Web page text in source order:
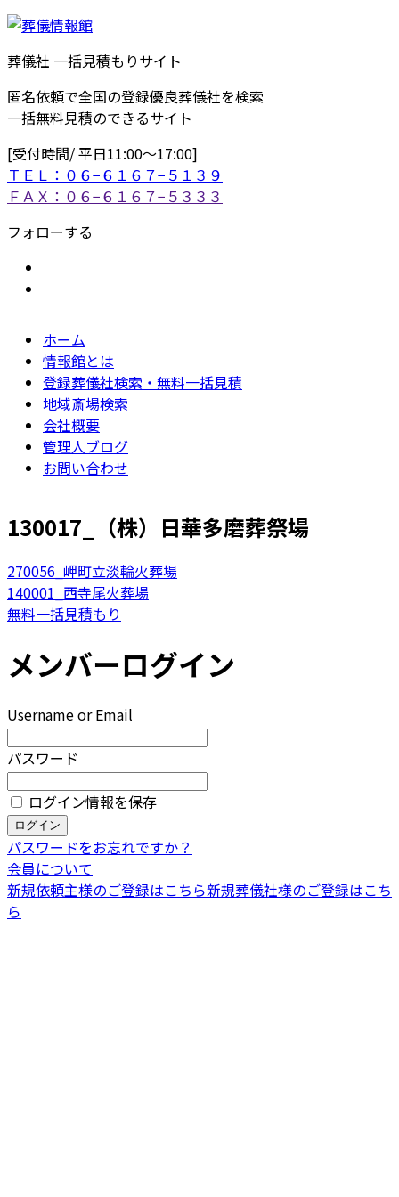
葬儀社 一括見積もりサイト
匿名依頼で全国の登録優良葬儀社を検索
一括無料見積のできるサイト
[受付時間/ 平日11:00〜17:00]
ＴＥＬ：０６−６１６７−５１３９
ＦＡＸ：０６−６１６７−５３３３
フォローする
ホーム
情報館とは
登録葬儀社検索・無料一括見積
地域斎場検索
会社概要
管理人ブログ
お問い合わせ
130017_（株）日華多磨葬祭場
270056_岬町立淡輪火葬場
140001_西寺尾火葬場
無料一括見積もり
メンバーログイン
Username or Email
パスワード
ログイン情報を保存
パスワードをお忘れですか？
会員について
新規依頼主様のご登録はこちら新規葬儀社様のご登録はこち
ら